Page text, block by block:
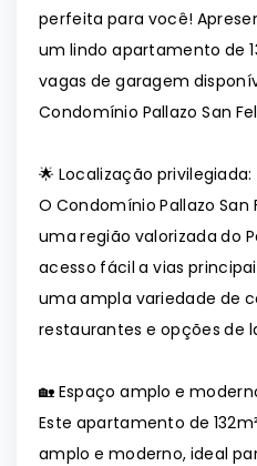
perfeita para você!
um lindo apartamento de
vagas de garagem
Condomínio Pallazo San
🌟 Localização privilegiada:
O Condomínio Pallazo
uma região valorizada do
acesso fácil a vias
uma ampla variedade de
restaurantes e opções de
🏡 Espaço amplo e
Este apartamento de
amplo e moderno, ideal